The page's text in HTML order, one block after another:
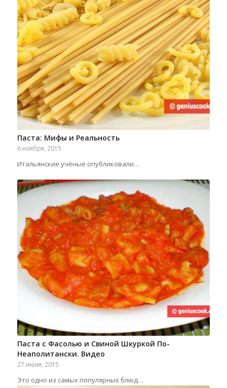
Паста: Мифы и Реальность
6 ноября, 2015
Итальянские учёные опубликовали…
Паста с Фасолью и Свиной Шкуркой По-
Неаполитански. Видео
27 июня, 2015
Это одно из самых популярных блюд…